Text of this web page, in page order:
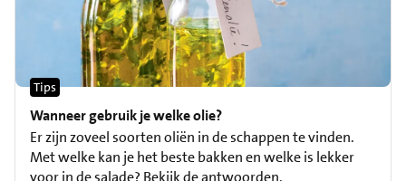
Wanneer gebruik je welke olie?
Tips
Er zijn zoveel soorten oliën in de schappen te vinden.
Met welke kan je het beste bakken en welke is lekker
voor in de salade? Bekijk de antwoorden.